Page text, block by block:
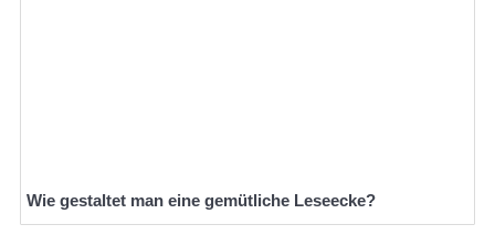
Wie gestaltet man eine gemütliche Leseecke?